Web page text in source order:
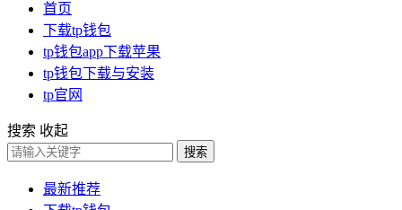
首页
下载tp钱包
tp钱包app下载苹果
tp钱包下载与安装
tp官网
搜索 收起
搜索
最新推荐